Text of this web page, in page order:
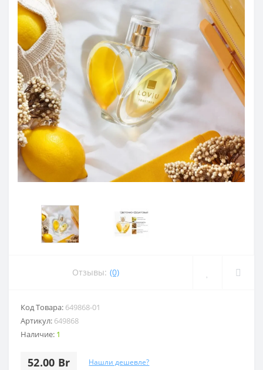
Отзывы: (0)
Код Товара: 649868-01
Артикул: 649868
Наличие: 1
52.00 Br Нашли дешевле?